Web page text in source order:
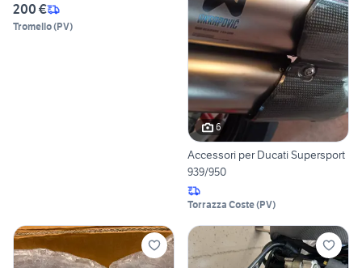
200 €
Tromello(PV)
6
Accessori per Ducati Supersport
939/950
Torrazza Coste(PV)